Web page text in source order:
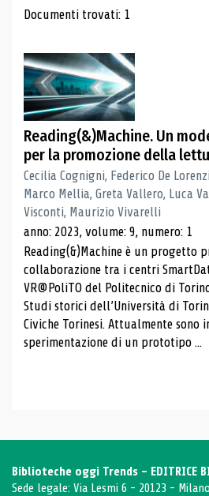
Risultati di
Documenti trovati: 1
Reading(&)Machine. Un
per la promozione della
Cecilia Cognigni, Federico De
Marco Mellia, Greta Vallero, Luca
Visconti, Maurizio Vivarelli
anno: 2023, volume: 9, numero: 1
Reading(&)Machine è un progetto
collaborazione tra i centri
VR@PoliTO del Politecnico di
Studi storici dell’Università di
Civiche Torinesi. Attualmente sono
sperimentazione di un prototipo ...
Biblioteche oggi Trends - EDITRICE
Sede legale: Via Lesmi 6 - 20123 - Milano